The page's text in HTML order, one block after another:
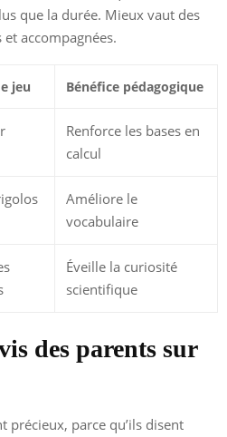
que la durée. Mieux vaut des
accompagnées.
jeu Bénéfice pédagogique
Renforce les bases en
calcul
Améliore le
vocabulaire
Éveille la curiosité
scientifique
des parents sur
précieux, parce qu’ils disent